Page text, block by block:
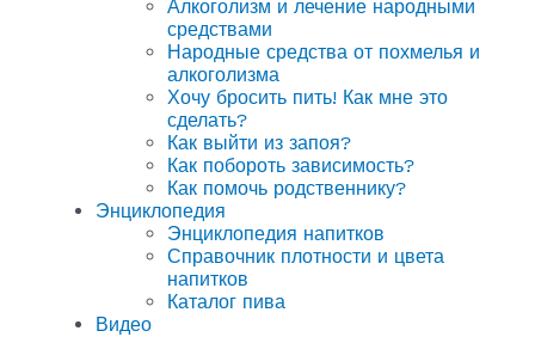
Алкоголизм и лечение народными
средствами
Народные средства от похмелья и
алкоголизма
Хочу бросить пить! Как мне это
сделать?
Как выйти из запоя?
Как побороть зависимость?
Как помочь родственнику?
Энциклопедия
Энциклопедия напитков
Справочник плотности и цвета
напитков
Каталог пива
Видео